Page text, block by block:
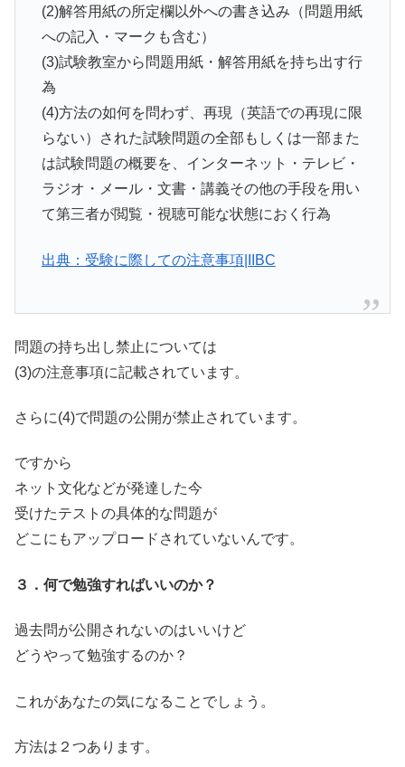
(2)解答用紙の所定欄以外への書き込み（問題用紙
への記入・マークも含む）
(3)試験教室から問題用紙・解答用紙を持ち出す行
為
(4)方法の如何を問わず、再現（英語での再現に限
らない）された試験問題の全部もしくは一部また
は試験問題の概要を、インターネット・テレビ・
ラジオ・メール・文書・講義その他の手段を用い
て第三者が閲覧・視聴可能な状態におく行為
出典：受験に際しての注意事項|IIBC
問題の持ち出し禁止については
(3)の注意事項に記載されています。
さらに(4)で問題の公開が禁止されています。
ですから
ネット文化などが発達した今
受けたテストの具体的な問題が
どこにもアップロードされていないんです。
３．何で勉強すればいいのか？
過去問が公開されないのはいいけど
どうやって勉強するのか？
これがあなたの気になることでしょう。
方法は２つあります。